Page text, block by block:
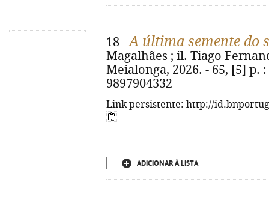
18 -A última semente do
Magalhães ; il. Tiago
Meialonga, 2026. - 65, [5] p.
9897904332
Link persistente: http://
ADICIONAR À LISTA